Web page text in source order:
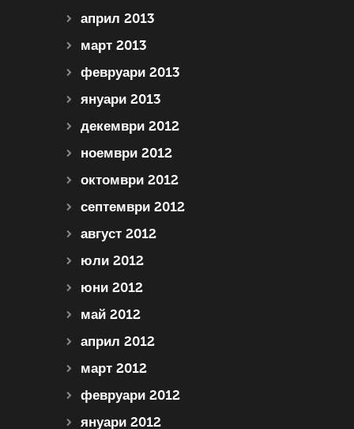
април 2013
март 2013
февруари 2013
януари 2013
декември 2012
ноември 2012
октомври 2012
септември 2012
август 2012
юли 2012
юни 2012
май 2012
април 2012
март 2012
февруари 2012
януари 2012